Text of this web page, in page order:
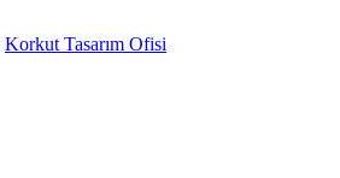
Korkut Tasarım Ofisi